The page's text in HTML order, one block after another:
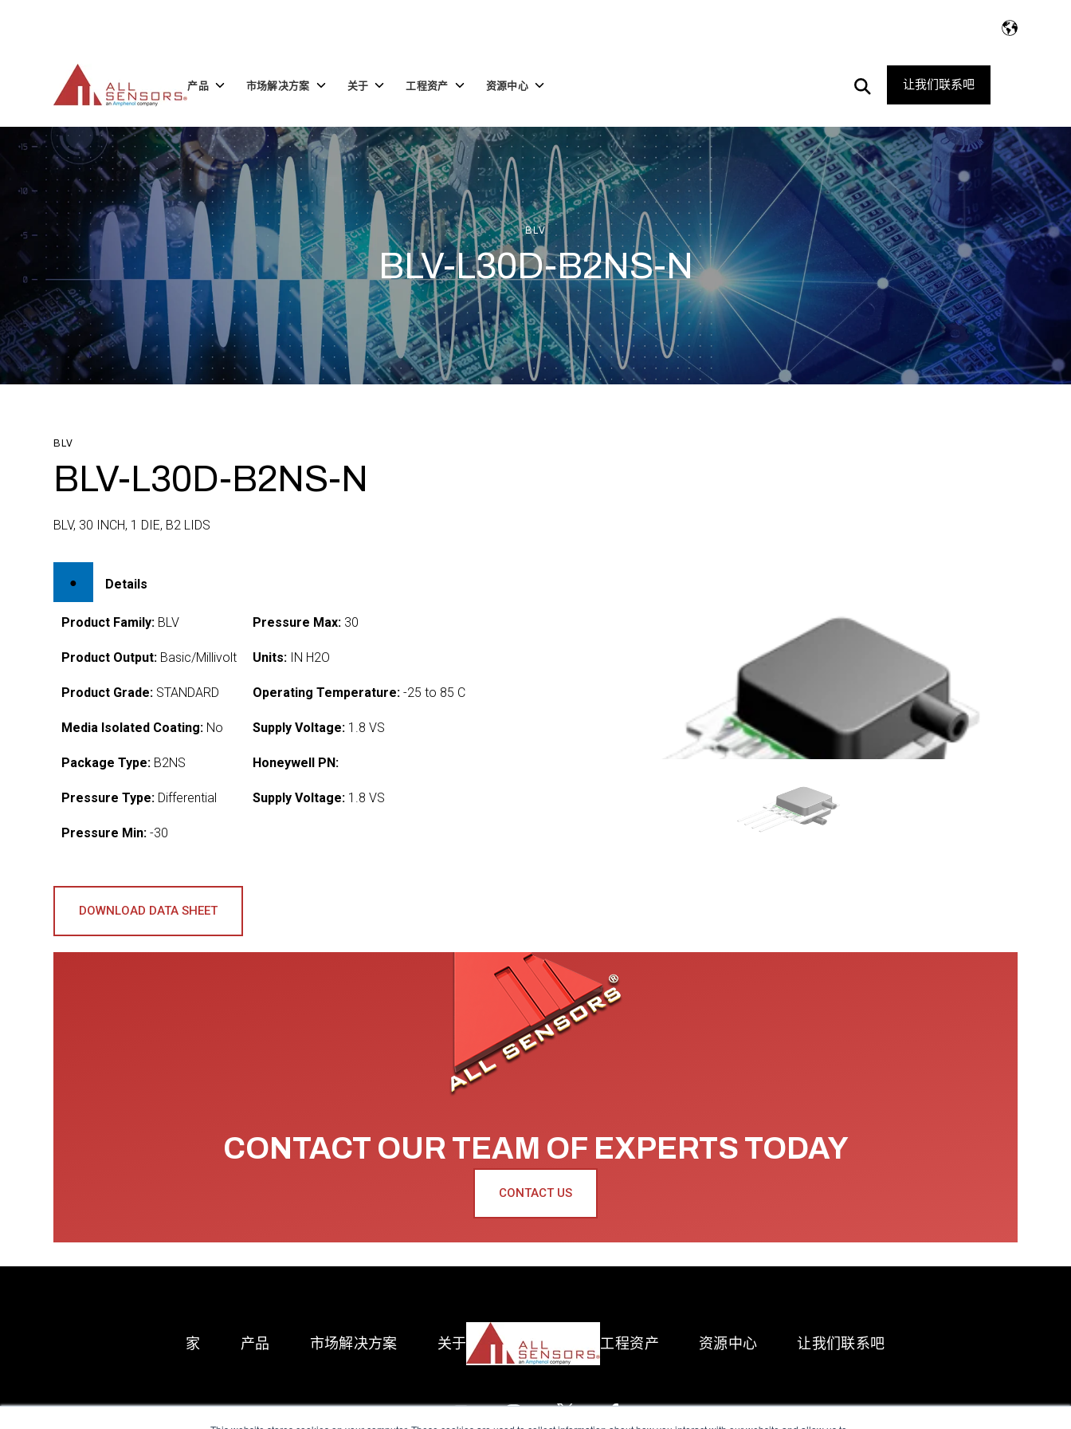
产品 Toggle
品
市场解决方案 Toggle
children
场
解
决
方
关于 Toggle
于
工程资产 Toggle
children
程
资
产
资源中心 Toggle
源
中
心
Open
Search
让我们联系吧
BLV
BLV-L30D-B2NS-N
BLV
BLV-L30D-B2NS-N
BLV, 30 INCH, 1 DIE, B2 LIDS
Details
Product Family: BLV
Product Output: Basic/Millivolt
Product Grade: STANDARD
Media Isolated Coating: No
Package Type: B2NS
Pressure Type: Differential
Pressure Min: -30
Pressure Max: 30
Units: IN H2O
Operating Temperature: -25 to 85 C
Supply Voltage: 1.8 VS
Honeywell PN:
Supply Voltage: 1.8 VS
DOWNLOAD DATA SHEET
CONTACT OUR TEAM OF EXPERTS TODAY
CONTACT US
家 产品 市场解决方案 关于 工程资产 资源中心 让我们联系吧